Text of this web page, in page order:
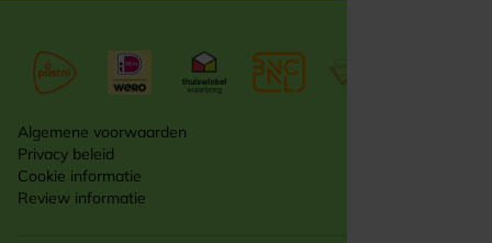
Algemene voorwaarden
Privacy beleid
Cookie informatie
Review informatie